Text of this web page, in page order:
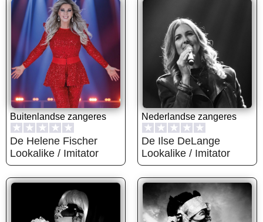
Buitenlandse zangeres
★ ★ ★ ★ ★
De Helene Fischer
Lookalike / Imitator
Nederlandse zangeres
★ ★ ★ ★ ★
De Ilse DeLange
Lookalike / Imitator